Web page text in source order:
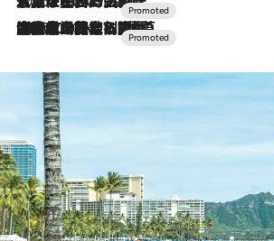
2026.7.10
NEW OPEN！【界 草津】名湯の地に誕生。趣の異なる2種の温泉と上州ならではの会席・蕎麦割烹など美食を味わう究極の癒やし旅